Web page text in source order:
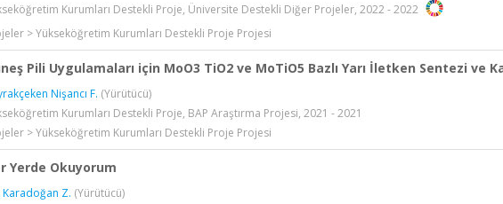
Kurumları Destekli Proje, Üniversite Destekli Diğer Projeler, 2022 - 2022
> Yükseköğretim Kurumları Destekli Proje Projesi
Pili Uygulamaları için MoO3 TiO2 ve MoTiO5 Bazlı Yarı İletken Sentezi ve
Nişancı F. (Yürütücü)
Kurumları Destekli Proje, BAP Araştırma Projesi, 2021 - 2021
> Yükseköğretim Kurumları Destekli Proje Projesi
Yerde Okuyorum
Karadoğan Z. (Yürütücü)